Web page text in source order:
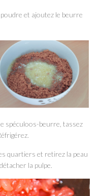
et ajoutez le beurre
spéculoos-beurre, tassez
quartiers et retirez la peau
la pulpe.